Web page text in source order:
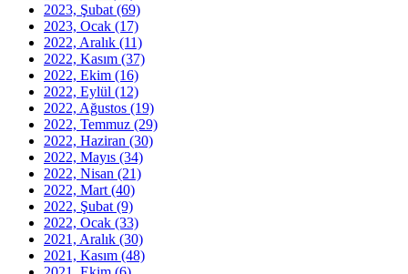
2023, Şubat (69)
2023, Ocak (17)
2022, Aralık (11)
2022, Kasım (37)
2022, Ekim (16)
2022, Eylül (12)
2022, Ağustos (19)
2022, Temmuz (29)
2022, Haziran (30)
2022, Mayıs (34)
2022, Nisan (21)
2022, Mart (40)
2022, Şubat (9)
2022, Ocak (33)
2021, Aralık (30)
2021, Kasım (48)